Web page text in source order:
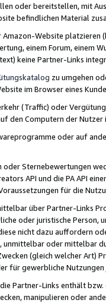
oder bereitstellen, mit
befindlichen Material
Amazon-Website
einem Forum, einem
keine Partner-Links
zu umgehen
im Browser eines
(Traffic) oder
den Computern der
oder auf
oder Sternebewertungen
API und die PA API
für die
über Partner-Links
oder juristische
nicht dazu auffordern
oder mittelbar
(gleich welcher Art)
für gewerbliche
Partner-Links enthält
manipulieren oder